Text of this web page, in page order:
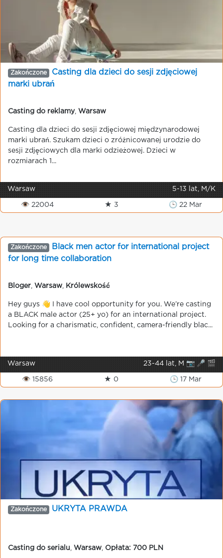
Zakończone
Casting dla dzieci do sesji zdjęciowej
marki ubrań
Casting do reklamy, Warsaw
Casting dla dzieci do sesji zdjęciowej międzynarodowej
marki ubrań. Szukam dzieci o zróżnicowanej urodzie do
sesji zdjęciowych dla marki odzieżowej. Dzieci w
rozmiarach 1...
Warsaw 5-13 lat, M/K
👁 22004 ★ 3 🕒 22 Mar
Zakończone
Black men actor for international project
for long time collaboration
Bloger Warsaw Królewskość
Hey guys 👋 I have cool opportunity for you. We’re casting
a BLACK male actor (25+ yo) for an international project.
Looking for a charismatic, confident, camera-friendly blac...
Warsaw 23-44 lat, M 📷 🎤 🎬
👁 15856 ★ 0 🕒 17 Mar
Zakończone UKRYTA PRAWDA
Casting do serialu Warsaw Opłata: 700 PLN